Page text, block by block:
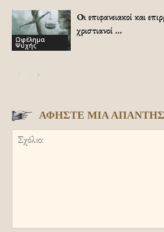
Ωφέλημα
Ψυχής
Οι επιφανειακοί και
χριστιανοί …
ΑΦΗΣΤΕ ΜΙΑ